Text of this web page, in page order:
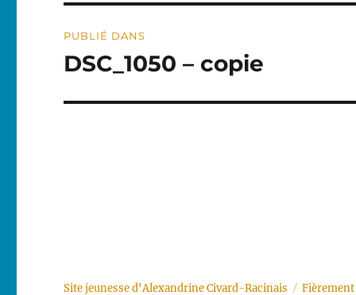
de
PUBLIÉ DANS
DSC_1050 – copie
Site jeunesse d'Alexandrine Civard-Racinais